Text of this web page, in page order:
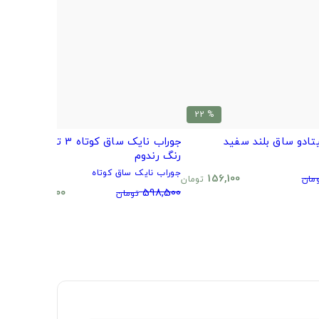
% 22
ساق بلند سفید
156,100 تومان
جوراب نایک ساق کوتاه 3 تایی طرح و
رنگ رندوم
جوراب نایک ساق کوتاه
598,500 تومان 480,500